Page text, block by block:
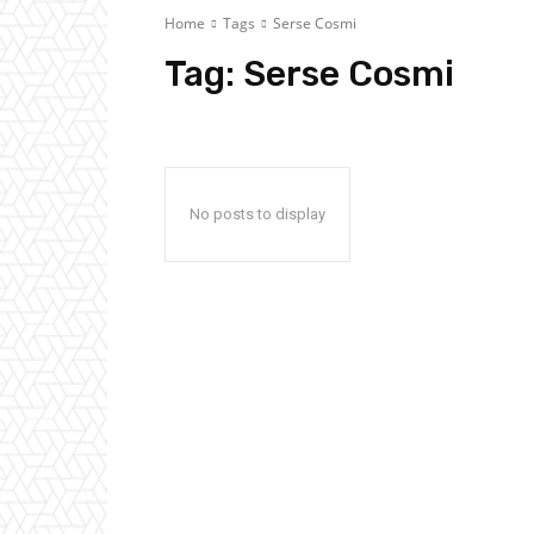
Home Tags Serse Cosmi
Tag: Serse Cosmi
No posts to display